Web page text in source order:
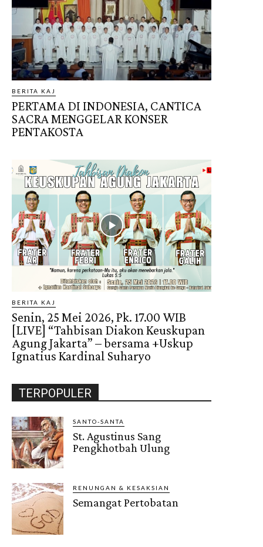
BERITA KAJ
PERTAMA DI INDONESIA, CANTICA
SACRA MENGGELAR KONSER
PENTAKOSTA
BERITA KAJ
Senin, 25 Mei 2026, Pk. 17.00 WIB
[LIVE] “Tahbisan Diakon Keuskupan
Agung Jakarta” – bersama +Uskup
Ignatius Kardinal Suharyo
TERPOPULER
SANTO-SANTA
St. Agustinus Sang
Pengkhotbah Ulung
RENUNGAN & KESAKSIAN
Semangat Pertobatan